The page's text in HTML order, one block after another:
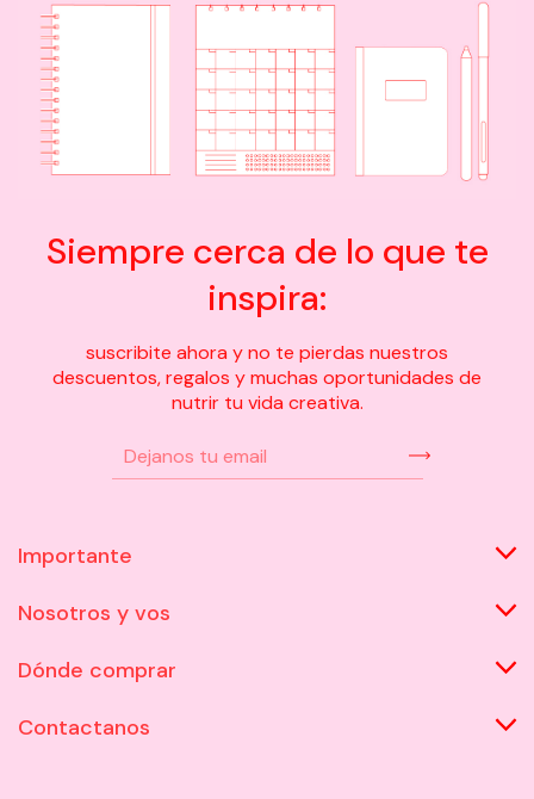
Siempre cerca de lo que te
inspira:
suscribite ahora y no te pierdas nuestros
descuentos, regalos y muchas oportunidades de
nutrir tu vida creativa.
Importante
Nosotros y vos
Dónde comprar
Contactanos